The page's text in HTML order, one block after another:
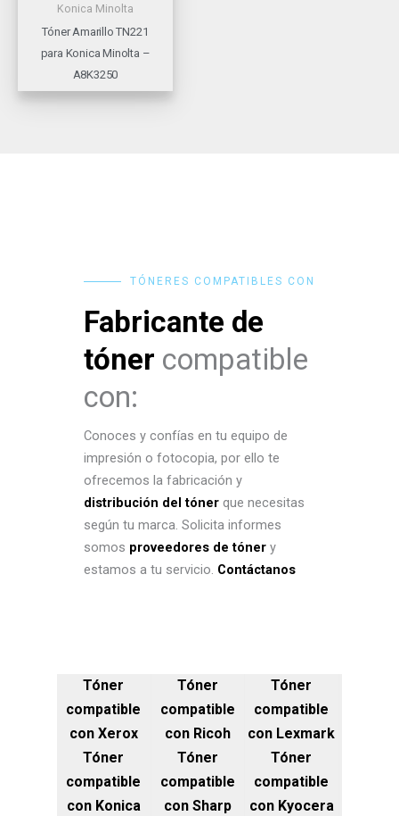
Konica Minolta
Tóner Amarillo TN221
para Konica Minolta –
A8K3250
TÓNERES COMPATIBLES CON
Fabricante de
tóner compatible
con:
Conoces y confías en tu equipo de
impresión o fotocopia, por ello te
ofrecemos la fabricación y
distribución del tóner que necesitas
según tu marca. Solicita informes
somos proveedores de tóner y
estamos a tu servicio. Contáctanos
Tóner
compatible
con Xerox
Tóner
compatible
con Ricoh
Tóner
compatible
con Lexmark
Tóner
compatible
con Konica
Tóner
compatible
con Sharp
Tóner
compatible
con Kyocera